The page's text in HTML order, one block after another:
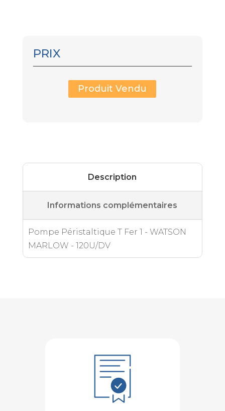
PRIX
Produit Vendu
Description
Informations complémentaires
Pompe Péristaltique T Fer 1 - WATSON
MARLOW - 120U/DV